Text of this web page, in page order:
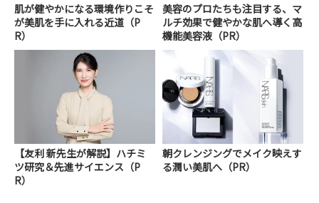
肌が健やかになる環境作りこそ
が美肌を手に入れる近道（P
R）
美容のプロたちも注目する、マ
ルチ効果で健やかな肌へ導く高
機能美容液（PR）
【友利 新先生が解説】ハチミ
ツ研究＆先進サイエンス（P
R）
朝クレンジングでメイク映えす
る潤い美肌へ（PR）